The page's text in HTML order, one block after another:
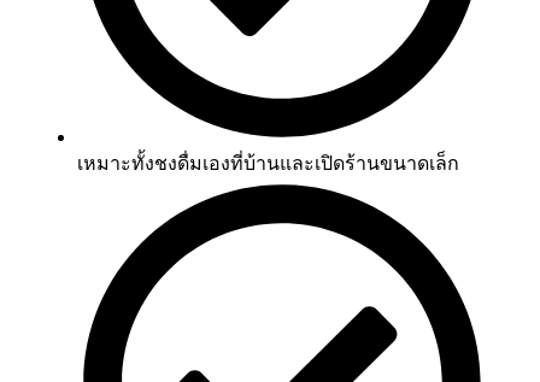
เหมาะทั้งชงดื่มเองที่บ้านและเปิดร้านขนาดเล็ก